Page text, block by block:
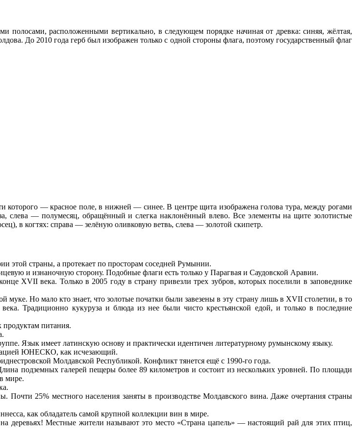
полосами, расположенными вертикально, в следующем порядке начиная от древка: синяя, жёлтая,
До 2010 года герб был изображен только с одной стороны флага, поэтому государственный флаг
которого — красное поле, в нижней — синее. В центре щита изображена голова тура, между рогами
слева — полумесяц, обращённый и слегка наклонённый влево. Все элементы на щите золотистые
в когтях: справа — зелёную оливковую ветвь, слева — золотой скипетр.
этой страны, а протекает по просторам соседней Румынии.
и изнаночную сторону. Подобные флаги есть только у Парагвая и Саудовской Аравии.
XVII века. Только в 2005 году в страну привезли трех зубров, которых поселили в заповеднике
Но мало кто знает, что золотые початки были завезены в эту страну лишь в XVII столетии, в то
Традиционно кукуруза и блюда из нее были чисто крестьянской едой, и только в последние
питания.
Язык имеет латинскую основу и практически идентичен литературному румынскому языку.
ЮНЕСКО, как исчезающий.
Молдавской Республикой. Конфликт тянется ещё с 1990-го года.
подземных галерей пещеры более 89 километров и состоит из нескольких уровней. По площади
мире.
25% местного населения заняты в производстве Молдавского вина. Даже очертания страны
как обладатель самой крупной коллекции вин в мире.
деревьях! Местные жители называют это место «Страна цапель» — настоящий рай для этих птиц,